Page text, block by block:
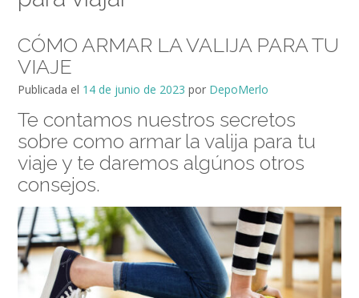
CÓMO ARMAR LA VALIJA PARA TU
VIAJE
Publicada el 14 de junio de 2023 por DepoMerlo
Te contamos nuestros secretos
sobre como armar la valija para tu
viaje y te daremos algúnos otros
consejos.